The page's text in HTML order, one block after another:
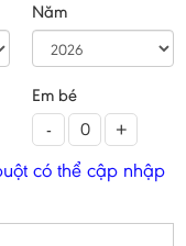
Năm
Em bé
+
-
có thể cập nhập